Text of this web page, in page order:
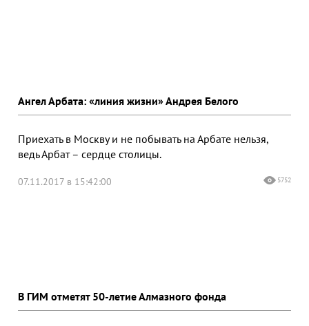
Ангел Арбата: «линия жизни» Андрея Белого
Приехать в Москву и не побывать на Арбате нельзя,
ведь Арбат – сердце столицы.
07.11.2017 в 15:42:00 5752
В ГИМ отметят 50-летие Алмазного фонда